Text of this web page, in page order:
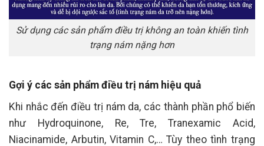
Sử dụng các sản phẩm điều trị không an toàn khiến tình
trạng nám nặng hơn
Gợi ý các sản phẩm điều trị nám hiệu quả
Khi nhắc đến điều trị nám da, các thành phần phổ biến
như Hydroquinone, Re, Tre, Tranexamic Acid,
Niacinamide, Arbutin, Vitamin C,… Tùy theo tình trạng